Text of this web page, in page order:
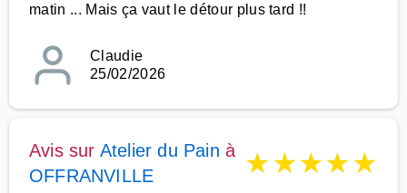
matin ... Mais ça vaut le détour plus tard !!
Claudie
25/02/2026
Avis sur Atelier du Pain à
OFFRANVILLE
★★★★★